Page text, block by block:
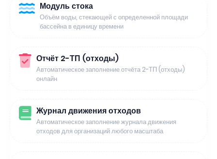
Модуль стока
Объём воды, стекающей с определенной площади
бассейна в единицу времени
Отчёт 2-ТП (отходы)
Автоматическое заполнение отчёта 2-ТП (отходы)
онлайн
Журнал движения отходов
Автоматическое заполнение журнала движения
отходов для организаций любого масштаба